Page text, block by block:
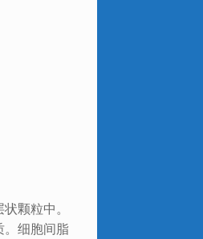
颗粒中。
细胞间脂